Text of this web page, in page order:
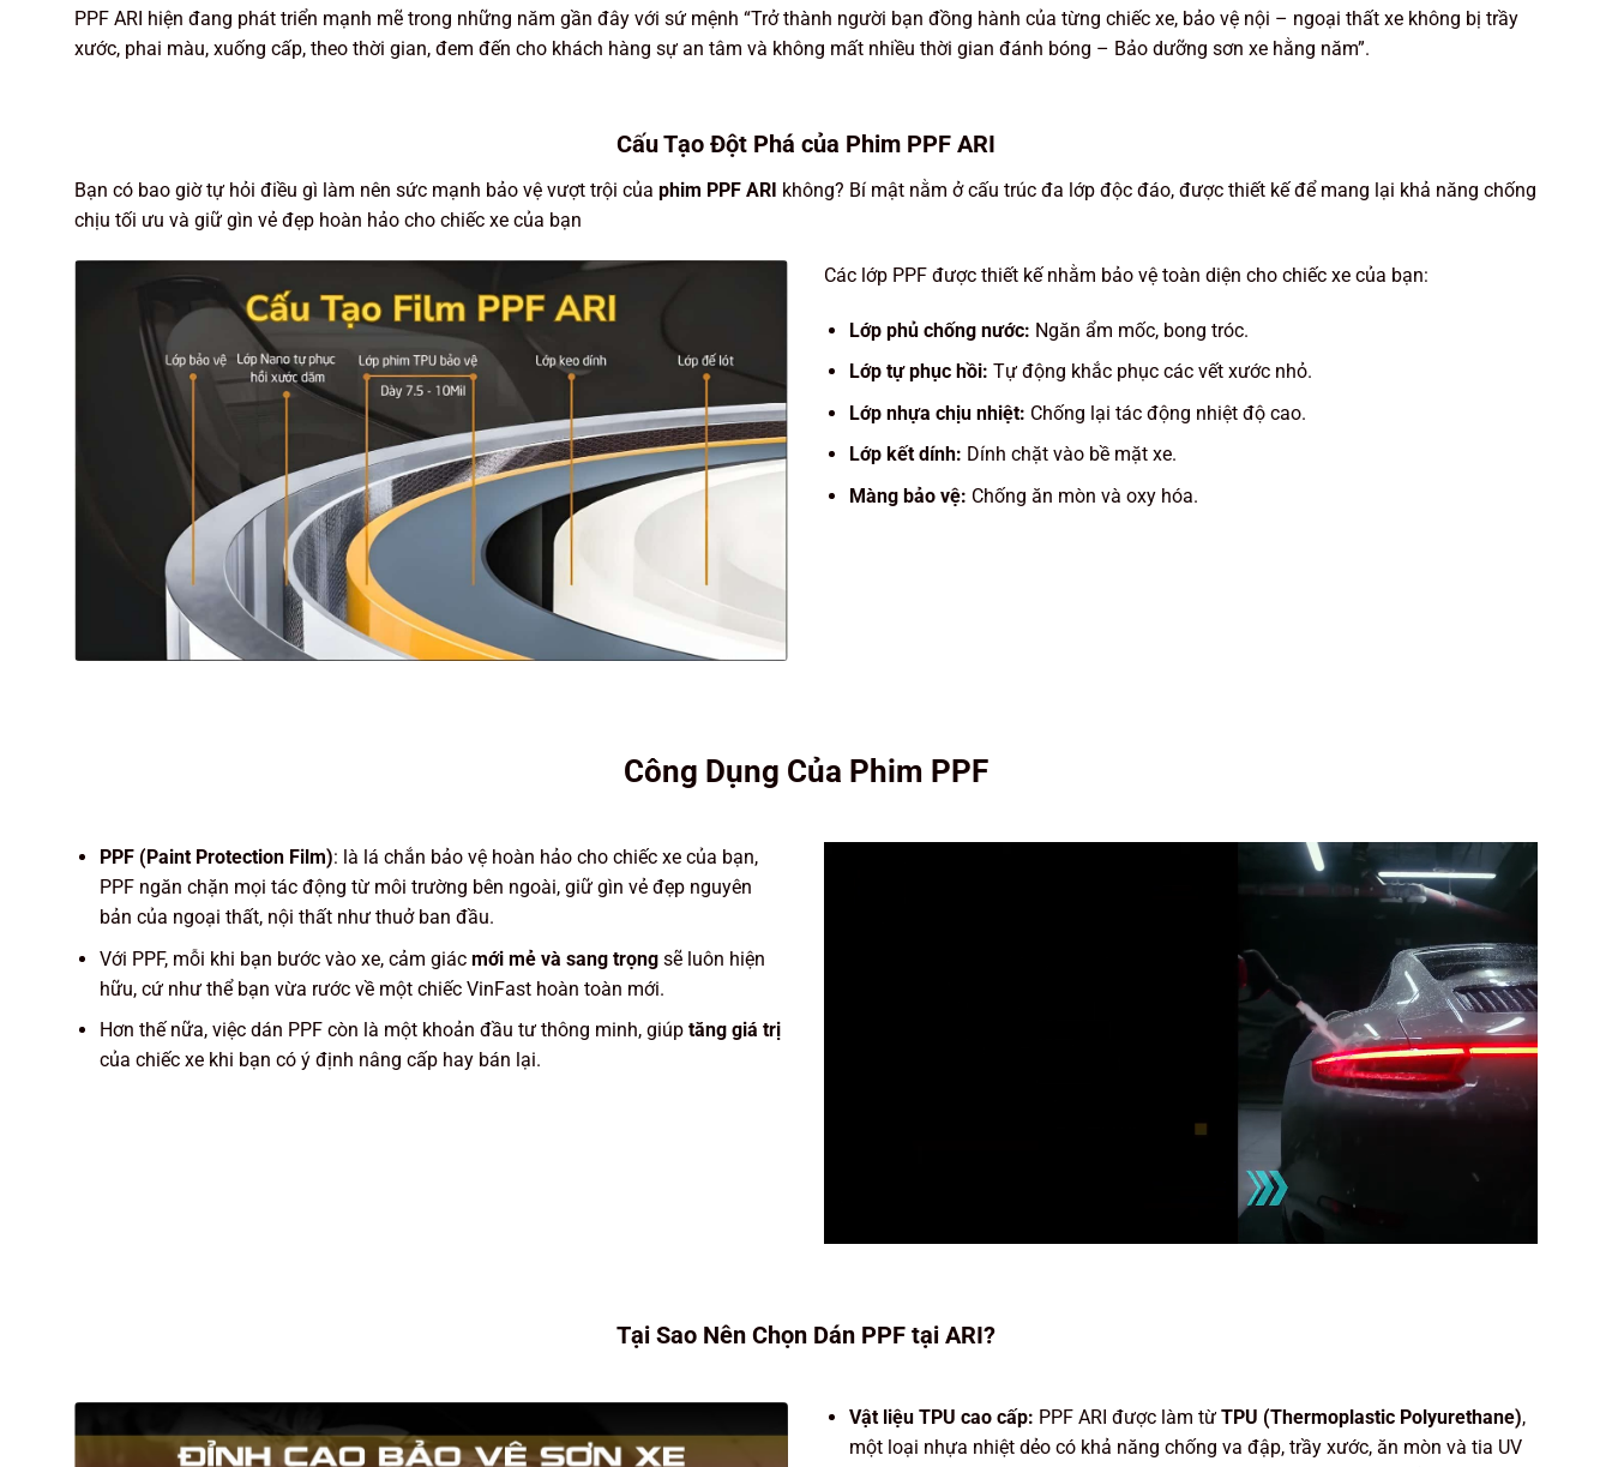
PPF ARI hiện đang phát triển mạnh mẽ trong những năm gần đây với sứ mệnh “Trở thành người bạn đồng hành của từng chiếc xe, bảo vệ nội – ngoại thất xe không bị trầy
xước, phai màu, xuống cấp, theo thời gian, đem đến cho khách hàng sự an tâm và không mất nhiều thời gian đánh bóng – Bảo dưỡng sơn xe hằng năm”.
Cấu Tạo Đột Phá của Phim PPF ARI
Bạn có bao giờ tự hỏi điều gì làm nên sức mạnh bảo vệ vượt trội của phim PPF ARI không? Bí mật nằm ở cấu trúc đa lớp độc đáo, được thiết kế để mang lại khả năng chống
chịu tối ưu và giữ gìn vẻ đẹp hoàn hảo cho chiếc xe của bạn
Các lớp PPF được thiết kế nhằm bảo vệ toàn diện cho chiếc xe của bạn:
Lớp phủ chống nước: Ngăn ẩm mốc, bong tróc.
Lớp tự phục hồi: Tự động khắc phục các vết xước nhỏ.
Lớp nhựa chịu nhiệt: Chống lại tác động nhiệt độ cao.
Lớp kết dính: Dính chặt vào bề mặt xe.
Màng bảo vệ: Chống ăn mòn và oxy hóa.
Công Dụng Của Phim PPF
PPF (Paint Protection Film): là lá chắn bảo vệ hoàn hảo cho chiếc xe của bạn,
PPF ngăn chặn mọi tác động từ môi trường bên ngoài, giữ gìn vẻ đẹp nguyên
bản của ngoại thất, nội thất như thuở ban đầu.
Với PPF, mỗi khi bạn bước vào xe, cảm giác mới mẻ và sang trọngsẽ luôn hiện
hữu, cứ như thể bạn vừa rước về một chiếc VinFasthoàn toàn mới.
Hơn thế nữa, việc dán PPF còn là một khoản đầu tư thông minh, giúp tăng giá trị
của chiếc xe khi bạn có ý định nâng cấp hay bán lại.
Tại Sao Nên Chọn Dán PPF tại ARI?
Vật liệu TPU cao cấp: PPF ARI được làm từ TPU (Thermoplastic Polyurethane),
một loại nhựa nhiệt dẻo có khả năng chống va đập, trầy xước, ăn mòn và tia UV